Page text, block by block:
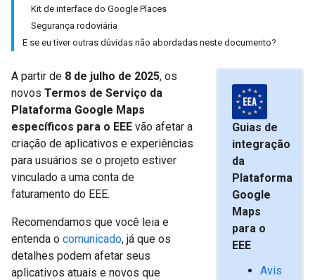
Kit de interface do Google Places
Segurança rodoviária
E se eu tiver outras dúvidas não abordadas neste documento?
Guias de
integração
da
Plataforma
Google
Maps
para o
EEE
Avis
A partir de 8 de julho de 2025, os
novos Termos de Serviço da
Plataforma Google Maps
específicos para o EEE vão afetar a
criação de aplicativos e experiências
para usuários se o projeto estiver
vinculado a uma conta de
faturamento do EEE.
Recomendamos que você leia e
entenda o comunicado, já que os
detalhes podem afetar seus
aplicativos atuais e novos que